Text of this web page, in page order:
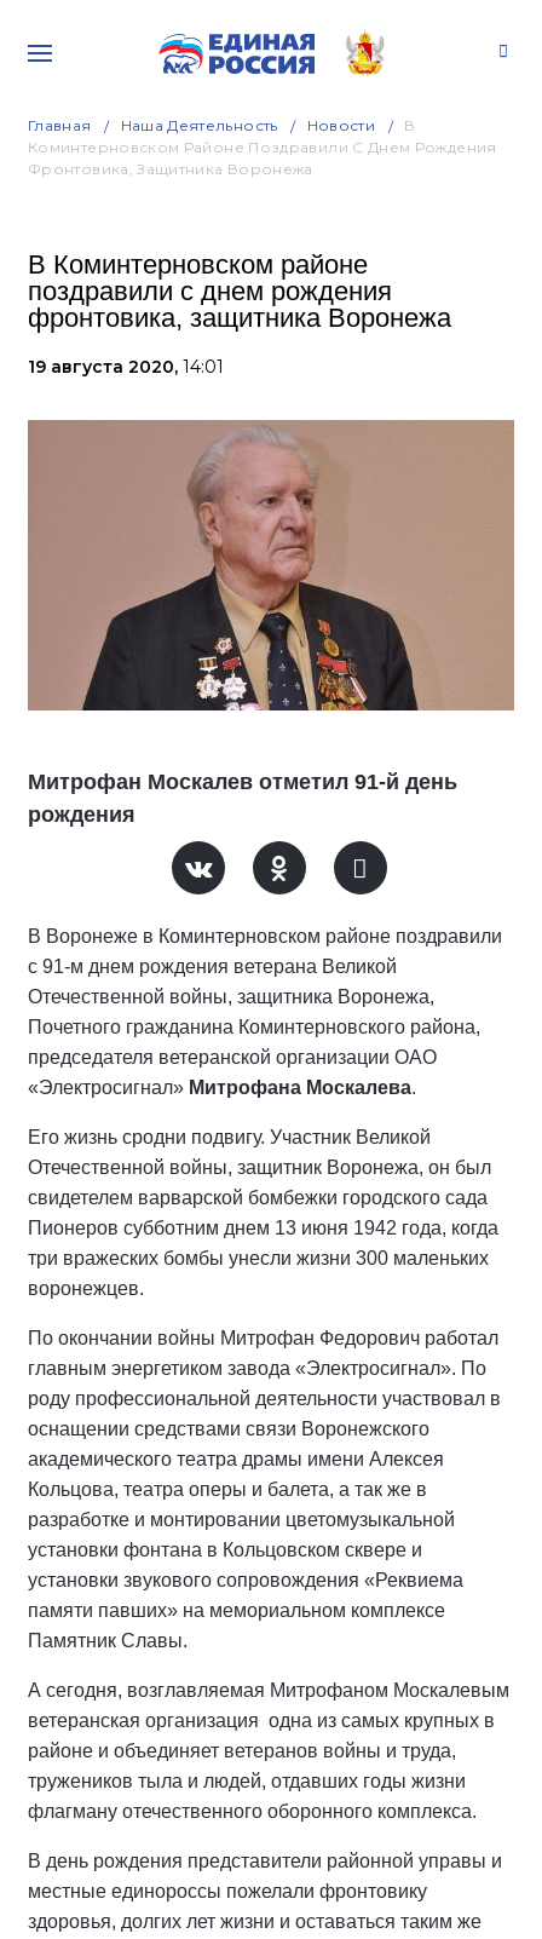
Главная Наша Деятельность Новости
В
Коминтерновском Районе Поздравили С Днем Рождения
Фронтовика, Защитника Воронежа
В Коминтерновском районе
поздравили с днем рождения
фронтовика, защитника Воронежа
19 августа 2020, 14:01
Митрофан Москалев отметил 91-й день
рождения
В Воронеже в Коминтерновском районе поздравили
с 91-м днем рождения ветерана Великой
Отечественной войны, защитника Воронежа,
Почетного гражданина Коминтерновского района,
председателя ветеранской организации ОАО
«Электросигнал» Митрофана Москалева.
Его жизнь сродни подвигу. Участник Великой
Отечественной войны, защитник Воронежа, он был
свидетелем варварской бомбежки городского сада
Пионеров субботним днем 13 июня 1942 года, когда
три вражеских бомбы унесли жизни 300 маленьких
воронежцев.
По окончании войны Митрофан Федорович работал
главным энергетиком завода «Электросигнал». По
роду профессиональной деятельности участвовал в
оснащении средствами связи Воронежского
академического театра драмы имени Алексея
Кольцова, театра оперы и балета, а так же в
разработке и монтировании цветомузыкальной
установки фонтана в Кольцовском сквере и
установки звукового сопровождения «Реквиема
памяти павших» на мемориальном комплексе
Памятник Славы.
А сегодня, возглавляемая Митрофаном Москалевым
ветеранская организация одна из самых крупных в
районе и объединяет ветеранов войны и труда,
тружеников тыла и людей, отдавших годы жизни
флагману отечественного оборонного комплекса.
В день рождения представители районной управы и
местные единороссы пожелали фронтовику
здоровья, долгих лет жизни и оставаться таким же